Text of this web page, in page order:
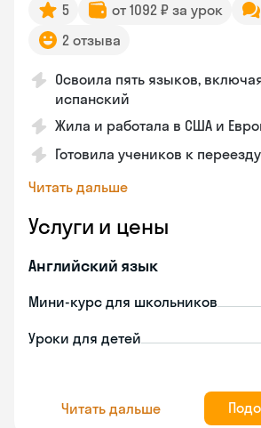
5 от 1092 ₽ за урок
2 отзыва
Освоила пять языков,
испанский
Жила и работала в США и
Готовила учеников к
Читать дальше
Услуги и цены
Английский язык
Мини-курс для школьников
Уроки для детей
Читать дальше